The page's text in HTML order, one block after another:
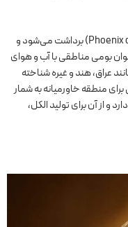
خرما میوه‌ای است که از درخت خرما (Phoenix dactylifera) برداشت می‌شود و
بومی مناطقی با آب و هوای
عراق، هند و غیره شناخته
منطقه خاورمیانه به شمار
از خشک شدن تقریباً 50٪ قند دارد و از آن برای تولید الکل،